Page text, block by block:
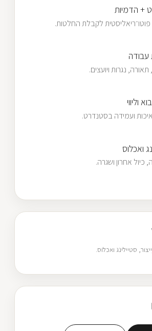
+ הדמיות
לקבלת החלטות.
עבודה
נגרות ויועצים.
וליווי
ועמידה בסטנדרט.
ואכלוס
אחרון ושגרה.
סטיילינג ואכלוס.